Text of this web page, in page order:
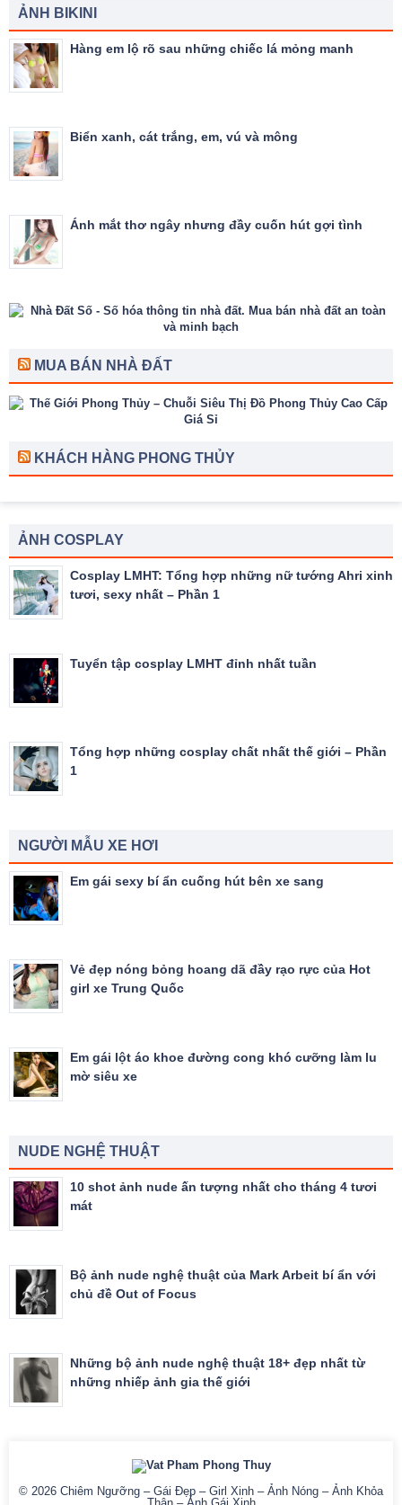
ẢNH BIKINI
Hàng em lộ rõ sau những chiếc lá mỏng manh
Biển xanh, cát trắng, em, vú và mông
Ánh mắt thơ ngây nhưng đầy cuốn hút gợi tình
MUA BÁN NHÀ ĐẤT
KHÁCH HÀNG PHONG THỦY
ẢNH COSPLAY
Cosplay LMHT: Tổng hợp những nữ tướng Ahri xinh
tươi, sexy nhất – Phần 1
Tuyển tập cosplay LMHT đỉnh nhất tuần
Tổng hợp những cosplay chất nhất thế giới – Phần
1
NGƯỜI MẪU XE HƠI
Em gái sexy bí ẩn cuống hút bên xe sang
Vẻ đẹp nóng bỏng hoang dã đầy rạo rực của Hot
girl xe Trung Quốc
Em gái lột áo khoe đường cong khó cưỡng làm lu
mờ siêu xe
NUDE NGHỆ THUẬT
10 shot ảnh nude ấn tượng nhất cho tháng 4 tươi
mát
Bộ ảnh nude nghệ thuật của Mark Arbeit bí ẩn với
chủ đề Out of Focus
Những bộ ảnh nude nghệ thuật 18+ đẹp nhất từ
những nhiếp ảnh gia thế giới
© 2026 Chiêm Ngưỡng – Gái Đẹp – Girl Xinh – Ảnh Nóng – Ảnh Khỏa